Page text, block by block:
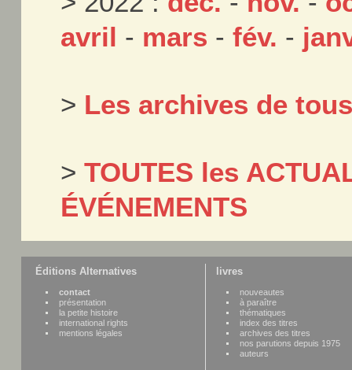
avril - mars -fév. -
> Les archives de
>TOUTES les
ÉVÉNEMENTS
Éditions Alternatives
contact
présentation
la petite histoire
international rights
mentions légales
livres
nouveautes
à paraître
thématiques
index des titres
archives des titres
nos parutions depuis 1975
auteurs